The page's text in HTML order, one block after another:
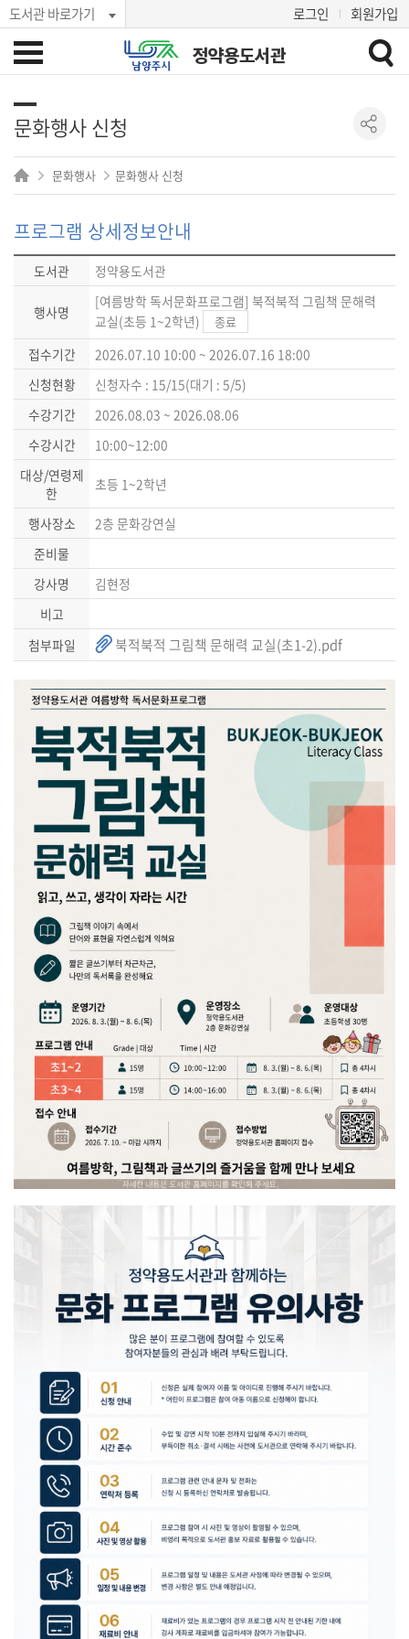
도서관 바로가기 로그인 회원가입
정약용도서관
문화행사 신청
문화행사 문화행사 신청
프로그램 상세정보안내
도서관 정약용도서관
행사명
[여름방학 독서문화프로그램] 북적북적 그림책 문해력
교실(초등 1~2학년)
종료
접수기간
2026.07.10 10:00 ~ 2026.07.16 18:00
신청현황
신청자수 : 15/15(대기 : 5/5)
수강기간
2026.08.03 ~ 2026.08.06
수강시간
10:00~12:00
대상/연령제
한
초등 1~2학년
행사장소
2층 문화강연실
준비물
강사명
김현정
비고
첨부파일
북적북적 그림책 문해력 교실(초1-2).pdf